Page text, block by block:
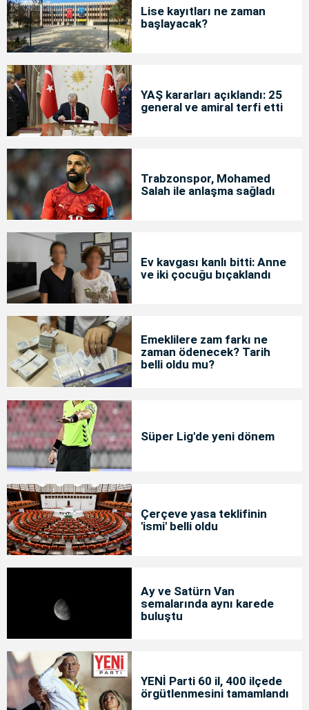
Lise kayıtları ne zaman
başlayacak?
YAŞ kararları açıklandı: 25
general ve amiral terfi etti
Trabzonspor, Mohamed
Salah ile anlaşma sağladı
Ev kavgası kanlı bitti: Anne
ve iki çocuğu bıçaklandı
Emeklilere zam farkı ne
zaman ödenecek? Tarih
belli oldu mu?
Süper Lig'de yeni dönem
Çerçeve yasa teklifinin
'ismi' belli oldu
Ay ve Satürn Van
semalarında aynı karede
buluştu
YENİ Parti 60 il, 400 ilçede
örgütlenmesini tamamlandı